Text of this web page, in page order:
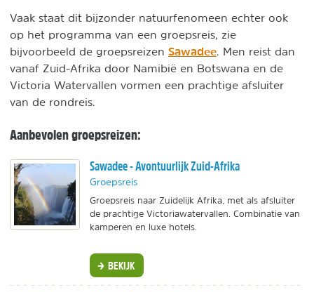
Vaak staat dit bijzonder natuurfenomeen echter ook
op het programma van een groepsreis, zie
bijvoorbeeld de groepsreizen Sawadee . Men reist dan
vanaf Zuid-Afrika door Namibië en Botswana en de
Victoria Watervallen vormen een prachtige afsluiter
van de rondreis.
Aanbevolen groepsreizen:
Sawadee - Avontuurlijk Zuid-Afrika
Groepsreis
Groepsreis naar Zuidelijk Afrika, met als afsluiter
de prachtige Victoriawatervallen. Combinatie van
kamperen en luxe hotels.
BEKIJK